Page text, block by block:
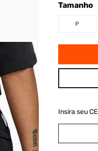
Tamanho
P
Insira seu